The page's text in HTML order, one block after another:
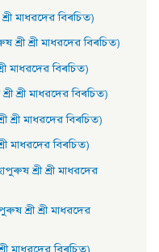
মাধৱদেৱ বিৰচিত)
শ্ৰী শ্ৰী মাধৱদেৱ বিৰচিত)
মাধৱদেৱ বিৰচিত)
শ্ৰী মাধৱদেৱ বিৰচিত)
শ্ৰী মাধৱদেৱ বিৰচিত)
মাধৱদেৱ বিৰচিত)
শ্ৰী শ্ৰী মাধৱদেৱ
শ্ৰী শ্ৰী মাধৱদেৱ